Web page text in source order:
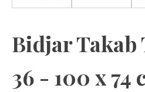
Bidjar Takab
36 - 100 x 74